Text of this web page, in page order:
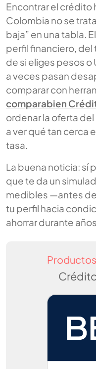
Encontrar el crédito
Colombia no se
baja” en una tabla.
perfil financiero, del
de si eliges pesos o
a veces pasan
comparar con
comparabien
ordenar la oferta
a ver qué tan cerca
tasa.
La buena noticia: sí
que te da un
medibles —antes
tu perfil hacia
ahorrar durante